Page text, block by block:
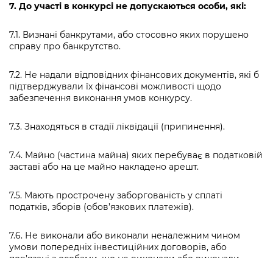
7. До участі в конкурсі не допускаються особи, які:
7.1. Визнані банкрутами, або стосовно яких порушено
справу про банкрутство.
7.2. Не надали відповідних фінансових документів, які б
підтверджували їх фінансові можливості щодо
забезпечення виконання умов конкурсу.
7.3. Знаходяться в стадії ліквідації (припинення).
7.4. Майно (частина майна) яких перебуває в податковій
заставі або на це майно накладено арешт.
7.5. Мають прострочену заборгованість у сплаті
податків, зборів (обов’язкових платежів).
7.6. Не виконали або виконали неналежним чином
умови попередніх інвестиційних договорів, або